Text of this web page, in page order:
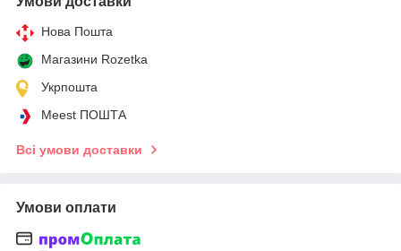
Нова Пошта
Магазини Rozetka
Укрпошта
Meest ПОШТА
Всі умови доставки
Умови оплати